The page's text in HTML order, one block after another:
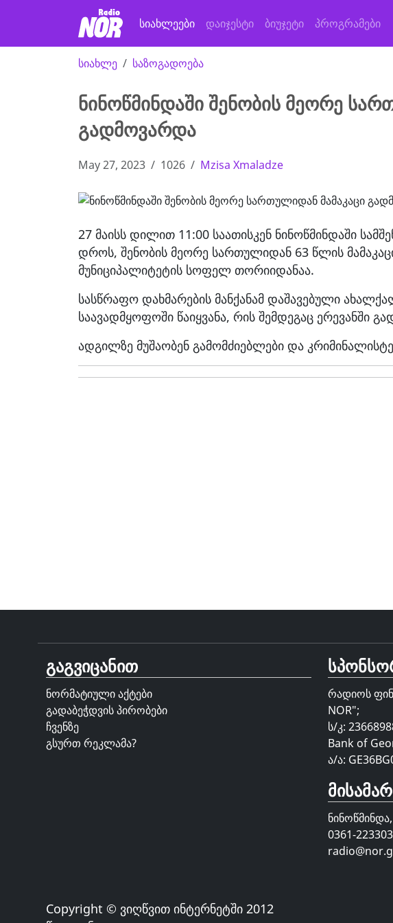
სიახლეები დაიჯესტი ბიუჯეტი პროგრამები
სიახლე საზოგადოება
ნინოწმინდაში შენობის მეორე
გადმოვარდა
May 27, 2023 1026 Mzisa Xmaladze
27 მაისს დილით 11:00 საათისკენ ნინოწმინდაში
დროს, შენობის მეორე სართულიდან 63 წლის
მუნიციპალიტეტის სოფელ თორიიდანაა.
სასწრაფო დახმარების მანქანამ დაშავებული
საავადმყოფოში წაიყვანა, რის შემდეგაც ერევანში
ადგილზე მუშაობენ გამომძიებლები და
გაგვიცანით
ნორმატიული აქტები
გადაბეჭდვის პირობები
ჩვენზე
გსურთ რეკლამა?
Copyright © ვიღწვით ინტერნეტში 2012
რადიოს
NOR";
ს/კ:
Bank of
ა/ა:
0361-223303